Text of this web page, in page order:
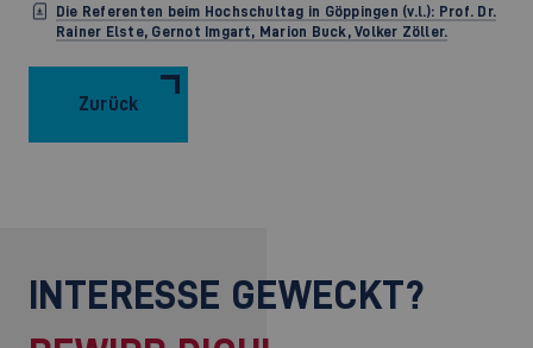
Die Referenten beim Hochschultag in Göppingen (v.l.): Prof. Dr.
Rainer Elste, Gernot Imgart, Marion Buck, Volker Zöller.
Zurück
INTERESSE GEWECKT?